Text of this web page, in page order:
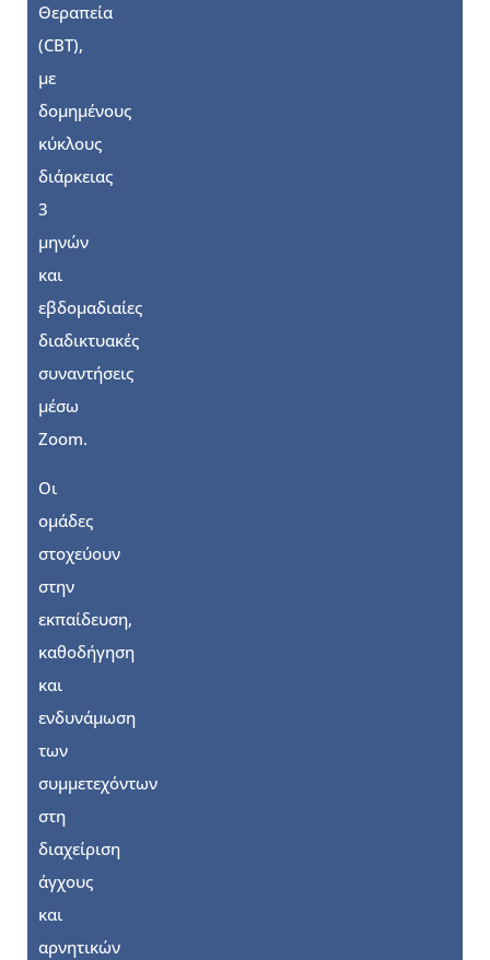
Θεραπεία
(CBT),
με
δομημένους
κύκλους
διάρκειας
3
μηνών
και
εβδομαδιαίες
διαδικτυακές
συναντήσεις
μέσω
Zoom.
Οι
ομάδες
στοχεύουν
στην
εκπαίδευση,
καθοδήγηση
και
ενδυνάμωση
των
συμμετεχόντων
στη
διαχείριση
άγχους
και
αρνητικών